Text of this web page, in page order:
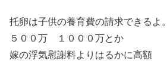
托卵は子供の養育費の請求できるよ。
５００万 １０００万とか
嫁の浮気慰謝料よりはるかに高額